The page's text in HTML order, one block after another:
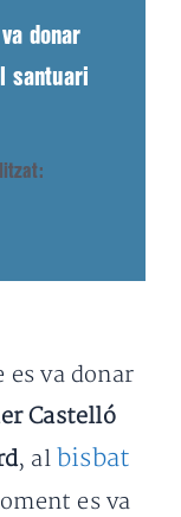
donar
santuari
es va donar
Castelló
, al bisbat
es va